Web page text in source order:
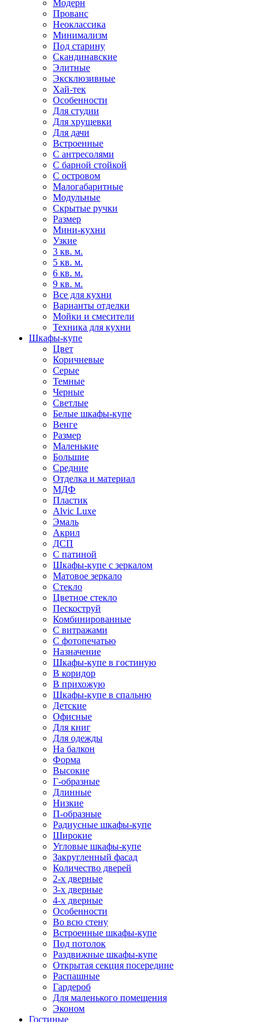
Модерн
Прованс
Неоклассика
Минимализм
Под старину
Скандинавские
Элитные
Эксклюзивные
Хай-тек
Особенности
Для студии
Для хрущевки
Для дачи
Встроенные
С антресолями
С барной стойкой
С островом
Малогабаритные
Модульные
Скрытые ручки
Размер
Мини-кухни
Узкие
3 кв. м.
5 кв. м.
6 кв. м.
9 кв. м.
Все для кухни
Варианты отделки
Мойки и смесители
Техника для кухни
Шкафы-купе
Цвет
Коричневые
Серые
Темные
Черные
Светлые
Белые шкафы-купе
Венге
Размер
Маленькие
Большие
Средние
Отделка и материал
МДФ
Пластик
Alvic Luxe
Эмаль
Акрил
ДСП
С патиной
Шкафы-купе с зеркалом
Матовое зеркало
Стекло
Цветное стекло
Пескоструй
Комбинированные
С витражами
С фотопечатью
Назначение
Шкафы-купе в гостиную
В коридор
В прихожую
Шкафы-купе в спальню
Детские
Офисные
Для книг
Для одежды
На балкон
Форма
Высокие
Г-образные
Длинные
Низкие
П-образные
Радиусные шкафы-купе
Широкие
Угловые шкафы-купе
Закругленный фасад
Количество дверей
2-х дверные
3-х дверные
4-х дверные
Особенности
Во всю стену
Встроенные шкафы-купе
Под потолок
Раздвижные шкафы-купе
Открытая секция посередине
Распашные
Гардероб
Для маленького помещения
Эконом
Гостиные